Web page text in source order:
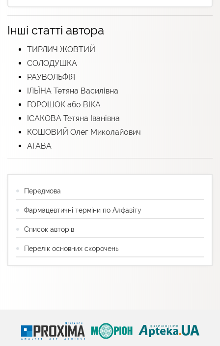
Інші статті автора
ТИРЛИЧ ЖОВТИЙ
СОЛОДУШКА
РАУВОЛЬФІЯ
ІЛЬЇНА Тетяна Василівна
ГОРОШОК або ВІКА
ІСАКОВА Тетяна Іванівна
КОШОВИЙ Олег Миколайович
АГАВА
Передмова
Фармацевтичні терміни по Алфавіту
Список авторів
Перелік основних скорочень